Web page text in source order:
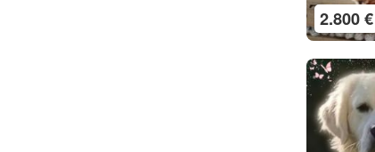
2.800 €